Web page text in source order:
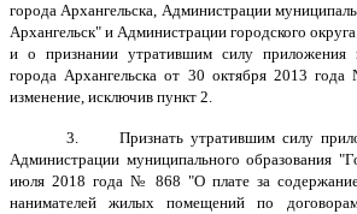
города Архангельска, Администрации
Архангельск" и Администрации городского
и о признании утратившим силу приложения
города Архангельска от 30 октября 2013
изменение, исключив пункт 2.
3. Признать утратившим силу
Администрации муниципального образования
июля 2018 года № 868 "О плате за
нанимателей жилых помещений по